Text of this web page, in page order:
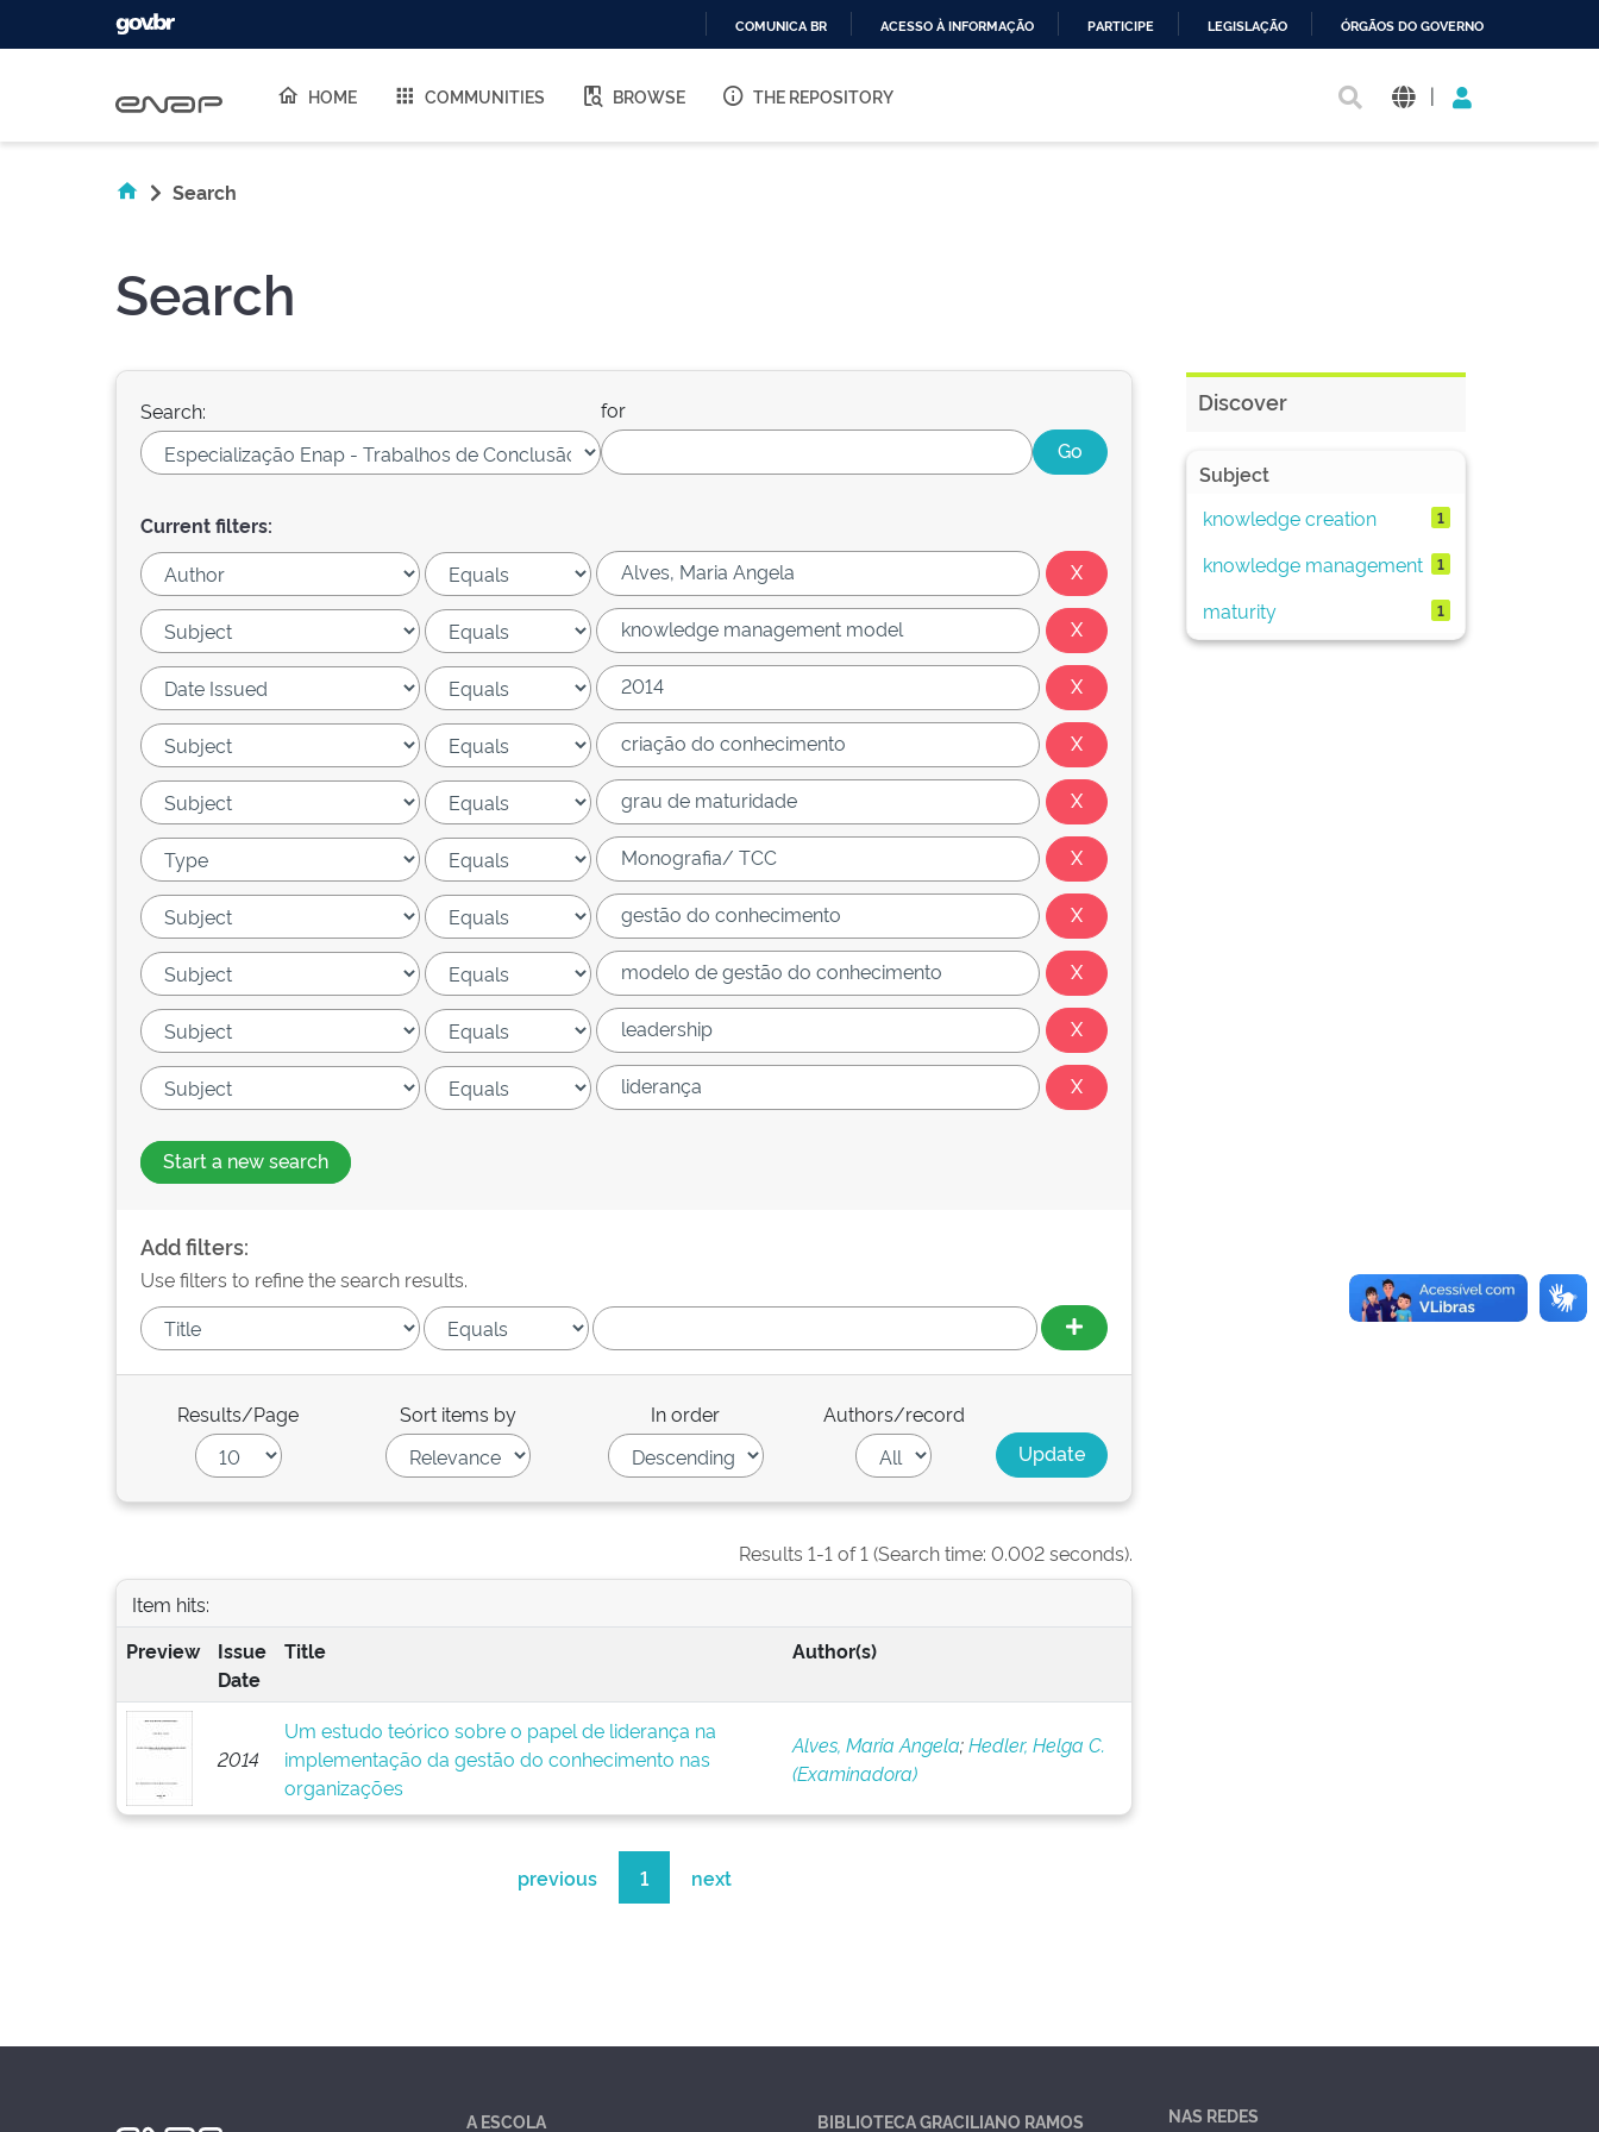
O
COMUNICA BR ACESSO À INFORMAÇÃO PARTICIPE LEGISLAÇÃO ÓRGÃOS DO GOVERNO
HOME COMMUNITIES BROWSE THE REPOSITORY |
Search
Search
Search: for
Current filters:
Start a new search
Add filters:
Use filters to refine the search results.
Results/Page Sort items by In order Authors/record
Results 1-1 of 1 (Search time: 0.002 seconds).
Item hits:
Preview
Issue
Date
Title Author(s)
2014
Um estudo teórico sobre o papel de liderança na
implementação da gestão do conhecimento nas
organizações
Alves, Maria Angela;Hedler, Helga C.
(Examinadora)
previous 1 next
Discover
Subject
knowledge creation
1
knowledge management 1
maturity 1
A ESCOLA BIBLIOTECA GRACILIANO RAMOS NAS REDES